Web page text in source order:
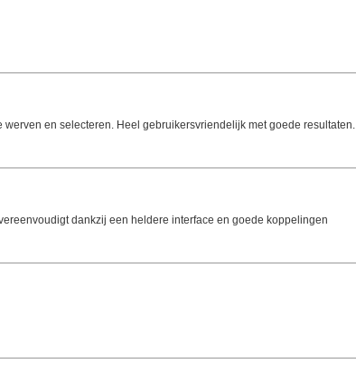
en selecteren. Heel gebruikersvriendelijk met goede resultaten.
dankzij een heldere interface en goede koppelingen